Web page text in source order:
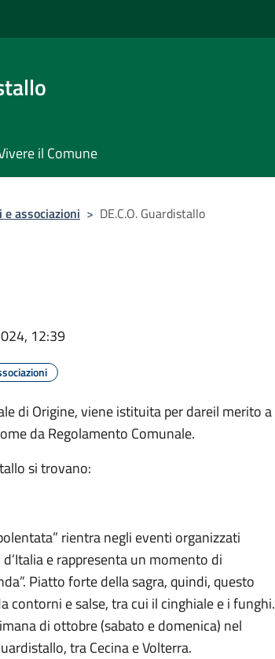
il Comune
e associazioni > DE.C.O. Guardistallo
12:39
di Origine, viene istituita per dareil merito a
da Regolamento Comunale.
si trovano:
rientra negli eventi organizzati
e rappresenta un momento di
Piatto forte della sagra, quindi, questo
contorni e salse, tra cui il cinghiale e i funghi.
di ottobre (sabato e domenica) nel
tra Cecina e Volterra.